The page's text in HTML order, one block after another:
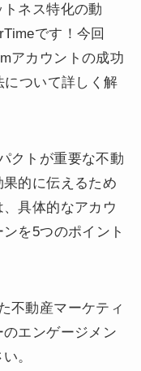
ネス特化の動
です！今回
アカウントの成功
ついて詳しく解
クトが重要な不動
的に伝えるため
具体的なアカウ
を5つのポイント
不動産マーケティ
エンゲージメン
。